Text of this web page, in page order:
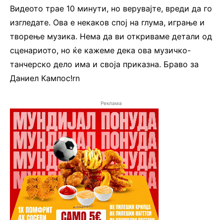
Видеото трае 10 минути, но верувајте, вреди да го
изгледате. Ова е некаков спој на глума, играње и
творење музика. Нема да ви откриваме детали од
сценариото, но ќе кажеме дека ова музичко-
танчерско дело има и своја приказна. Браво за
Даниел Кампос!rn
Реклама